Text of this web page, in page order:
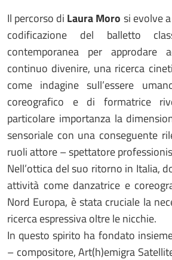
Il percorso di Laura Moro si evolve
codificazione del balletto
contemporanea per approdare
continuo divenire, una ricerca
come indagine sull’essere
coreografico e di formatrice
particolare importanza la
sensoriale con una conseguente
ruoli attore – spettatore
Nell’ottica del suo ritorno in Italia,
attività come danzatrice e
Nord Europa, è stata cruciale la
ricerca espressiva oltre le nicchie.
In questo spirito ha fondato
– compositore, Art(h)emigra